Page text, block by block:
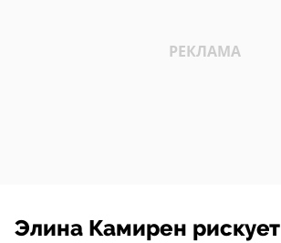
Элина Камирен рискует